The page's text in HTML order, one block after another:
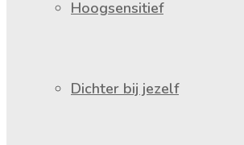
Hoogsensitief
Dichter bij jezelf